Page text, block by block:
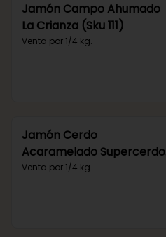
Jamón Campo Ahumado
La Crianza (Sku 111)
Venta por 1/4 kg.
Jamón Cerdo
Acaramelado Supercerdo
(Sku 110)
Venta por 1/4 kg.